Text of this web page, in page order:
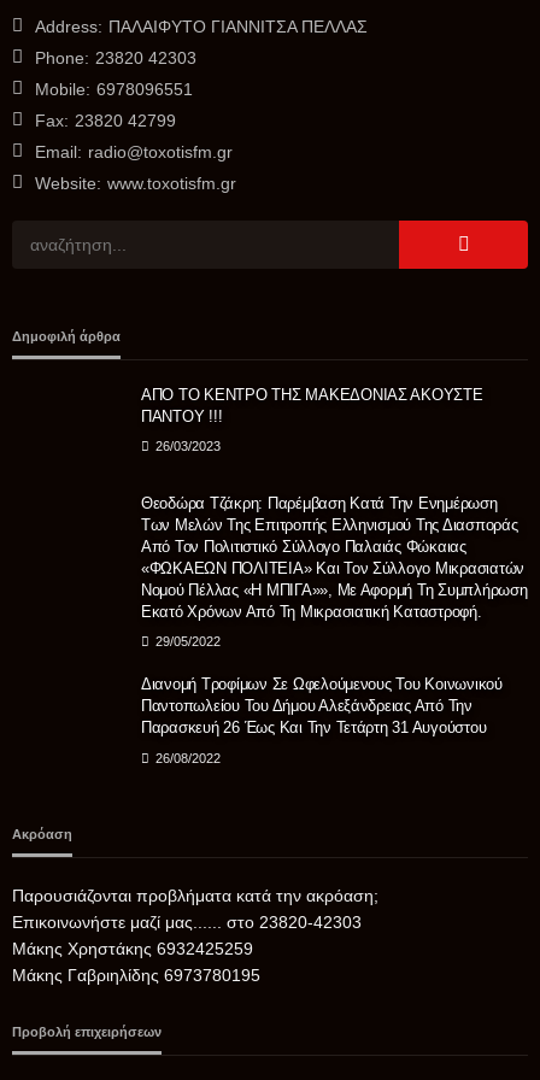
ΑΘΛΗΤΙΚΆ
ΠΡΟΚΗΡΥΞΗ ΚΥΠΕΛΛΟΥ 2026-2027. ΔΗΛΩΣΗ
ΣΥΜΜΕΤΟΧΗΣ ΠΡΩΤΑΘΛΗΜΑΤΟΣ 2026-2027. ΔΗΛΩΣΗ
Address: ΠΑΛΑΙΦΥΤΟ ΓΙΑΝΝΙΤΣΑ ΠΕΛΛΑΣ
Phone: 23820 42303
Mobile: 6978096551
Fax: 23820 42799
Email: radio@toxotisfm.gr
Website: www.toxotisfm.gr
Δημοφιλή άρθρα
ΑΠΟ ΤΟ ΚΕΝΤΡΟ ΤΗΣ ΜΑΚΕΔΟΝΙΑΣ ΑΚΟΥΣΤΕ
ΠΑΝΤΟΥ !!!
26/03/2023
Θεοδώρα Τζάκρη: Παρέμβαση Κατά Την Ενημέρωση
Των Μελών Της Επιτροπής Ελληνισμού Της Διασποράς
Από Τον Πολιτιστικό Σύλλογο Παλαιάς Φώκαιας
«ΦΩΚΑΕΩΝ ΠΟΛΙΤΕΙΑ» Και Τον Σύλλογο Μικρασιατών
Νομού Πέλλας «Η ΜΠΙΓΑ»», Με Αφορμή Τη Συμπλήρωση
Εκατό Χρόνων Από Τη Μικρασιατική Καταστροφή.
29/05/2022
Διανομή Τροφίμων Σε Ωφελούμενους Του Κοινωνικού
Παντοπωλείου Του Δήμου Αλεξάνδρειας Από Την
Παρασκευή 26 Έως Και Την Τετάρτη 31 Αυγούστου
26/08/2022
Ακρόαση
Παρουσιάζονται προβλήματα κατά την ακρόαση;
Επικοινωνήστε μαζί μας...... στο 23820-42303
Μάκης Χρηστάκης 6932425259
Μάκης Γαβριηλίδης 6973780195
Προβολή επιχειρήσεων